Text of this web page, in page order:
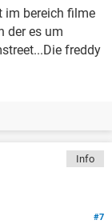
im bereich filme
der es um
freddy
Info
#7